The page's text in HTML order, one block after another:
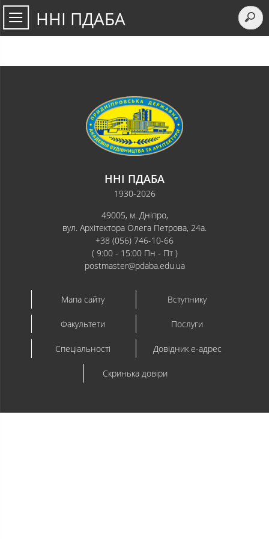
ННІ ПДАБА
ННІ ПДАБА
1930-2026
49005, м. Дніпро,
вул. Архітектора Олега Петрова, 24а.
+38 (056) 746-10-66
( 9:00 - 15:00 Пн - Пт )
postmaster@pdaba.edu.ua
Мапа сайту Вступнику
Факультети Послуги
Спеціальності Довідник e-адрес
Скринька довіри